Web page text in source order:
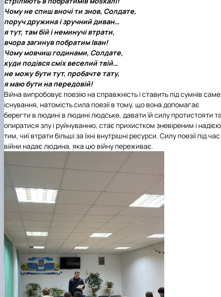
Чому не спиш вночі ти знов, Солдате,
поруч дружина і зручний диван…
я тут, там бій і неминучі втрати,
вчора загинув побратим Іван!
Чому мовчиш годинами, Солдате,
куди подівся сміх веселий твій…
не можу бути тут, пробачте тату,
я маю бути на передовій!
Війна випробовує поезію на справжність і ставить під сумнів саме
існування, натомість сила поезії в тому, що вона допомагає
берегти в людині в людині людське, давати їй силу протистояти
опиратися злу і руйнуванню, стає прихистком зневіреним і надією
тим, чиї втрати більші за їхні внутрішні ресурси. Силу поезії під час
війни надає людина, яка цю війну переживає.